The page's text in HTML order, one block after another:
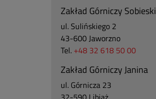
Zakład Górniczy Sobieski
ul. Sulińskiego 2
43-600 Jaworzno
Tel. +48 32 618 50 00
Zakład Górniczy Janina
ul. Górnicza 23